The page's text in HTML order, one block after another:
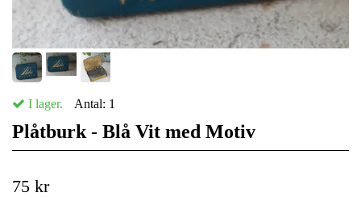
I lager. Antal: 1
Plåtburk - Blå Vit med Motiv
75 kr